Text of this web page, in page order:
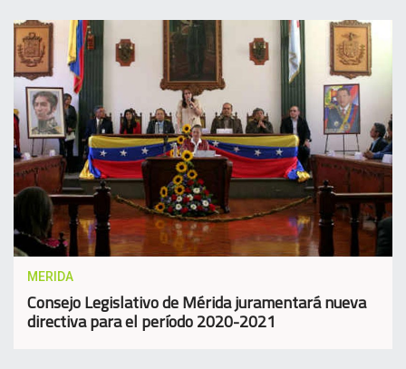
MERIDA
Consejo Legislativo de Mérida juramentará nueva
directiva para el período 2020-2021